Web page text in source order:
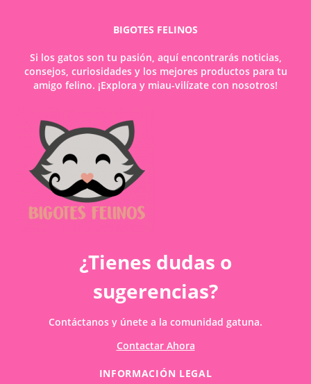
BIGOTES FELINOS
Si los gatos son tu pasión, aquí encontrarás noticias,
consejos, curiosidades y los mejores productos para tu
amigo felino. ¡Explora y miau-vilízate con nosotros!
¿Tienes dudas o
sugerencias?
Contáctanos y únete a la comunidad gatuna.
Contactar Ahora
INFORMACIÓN LEGAL